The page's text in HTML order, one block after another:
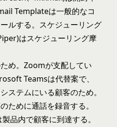
Templateは一般的なコ
ルする。スケジューリング
はスケジューリング摩
め。Zoomが支配してい
Teamsは代替案で、
ステムにいる顧客のため。
ために通話を録音する。
製品内で顧客に到達する。